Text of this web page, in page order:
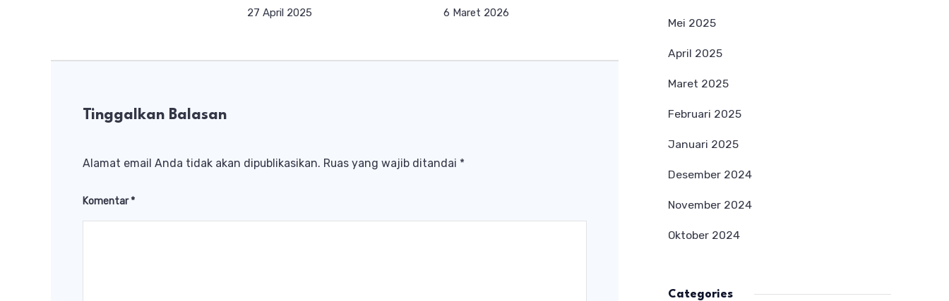
27 April 2025 6 Maret 2026
Tinggalkan Balasan
Alamat email Anda tidak akan dipublikasikan. Ruas yang wajib ditandai *
Komentar*
Mei 2025
April 2025
Maret 2025
Februari 2025
Januari 2025
Desember 2024
November 2024
Oktober 2024
Categories